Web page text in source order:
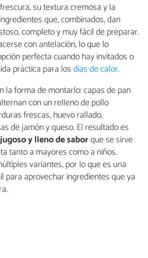
su textura cremosa y la
que, combinados, dan
completo y muy fácil de preparar.
con antelación, lo que lo
perfecta cuando hay invitados o
práctica para losdías de calor.
la forma de montarlo: capas de pan
con un relleno de pollo
frescas, huevo rallado,
de jamón y queso. El resultado es
y lleno de saborque se sirve
tanto a mayores como a niños.
variantes, por lo que es una
para aprovechar ingredientes que ya